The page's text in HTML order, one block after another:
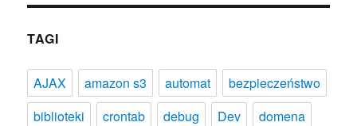
TAGI
AJAX amazon s3 automat
bezpieczeństwo
biblioteki
crontab debug Dev
domena